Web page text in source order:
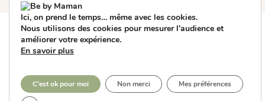
Ici, on prend le temps… même avec les cookies.
Nous utilisons des cookies pour mesurer l’audience et
améliorer votre expérience.
En savoir plus
C'est ok pour moi Non merci Mes préférences